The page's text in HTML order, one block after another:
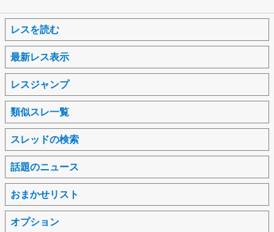
レスを読む
最新レス表示
レスジャンプ
類似スレ一覧
スレッドの検索
話題のニュース
おまかせリスト
オプション